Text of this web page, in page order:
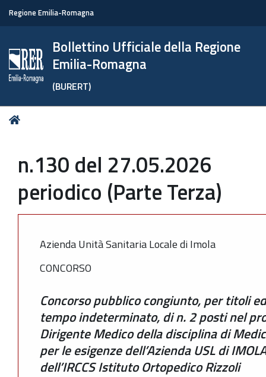
Regione Emilia-Romagna
Bollettino Ufficiale della Regione
Emilia-Romagna
(BURERT)
Tu
n.130 del 27.05.2026
periodico (Parte Terza)
Azienda Unità Sanitaria Locale di Imola
CONCORSO
Concorso pubblico congiunto, per titoli
tempo indeterminato, di n. 2 posti nel
Dirigente Medico della disciplina di
per le esigenze dell’Azienda USL di
dell’IRCCS Istituto Ortopedico Rizzoli